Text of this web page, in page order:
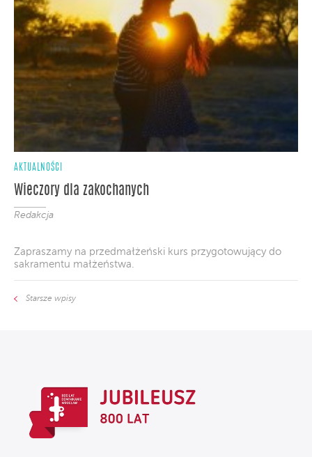
AKTUALNOŚCI
Wieczory dla zakochanych
Redakcja
Zapraszamy na przedmałżeński kurs przygotowujący do
sakramentu małżeństwa.
Starsze wpisy